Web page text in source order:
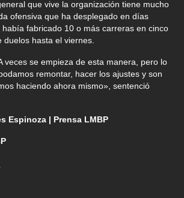
que vive la organización tiene mucho
ofensiva que ha desplegado en días
había fabricado 10 o más carreras en cinco
duelos hasta el viernes.
veces se empieza de esta manera, pero lo
remontar, hacer los ajustes y son
haciendo ahora mismo», sentenció
Espinoza | Prensa LMBP